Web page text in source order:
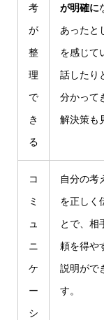
考
が
整
理
で
き
る
が明確に
あったと
を感じて
話したり
分かって
解決策も
コ
ミ
ュ
ニ
ケ
ー
シ
自分の考
を正しく
とで、相
頼を得や
説明がで
す。